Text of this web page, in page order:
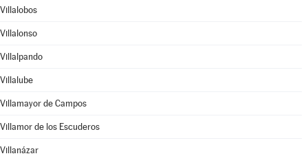
Villalobos
Villalonso
Villalpando
Villalube
Villamayor de Campos
Villamor de los Escuderos
Villanázar